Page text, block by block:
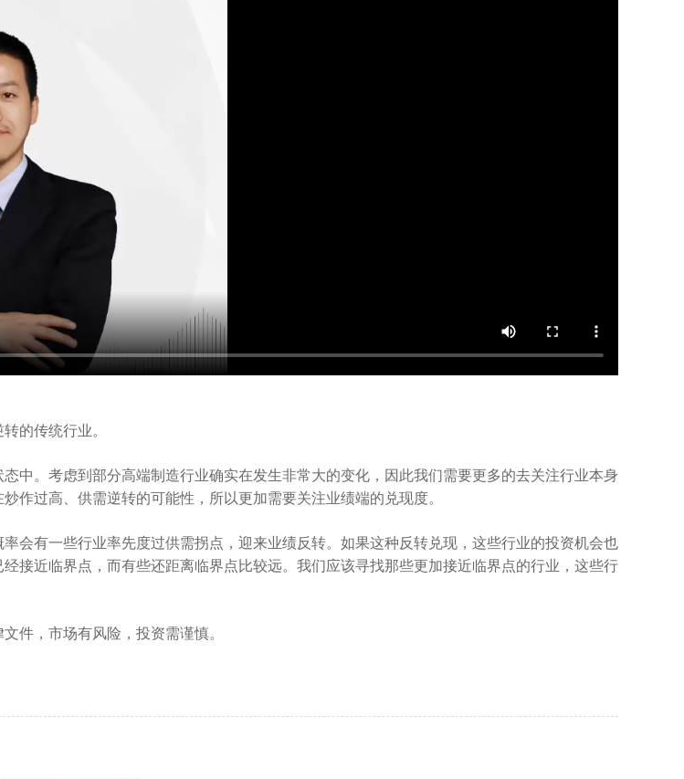
的传统行业。
中。考虑到部分高端制造行业确实在发生非常大的变化，因此我们需要更多的去关注行业本身
作过高、供需逆转的可能性，所以更加需要关注业绩端的兑现度。
会有一些行业率先度过供需拐点，迎来业绩反转。如果这种反转兑现，这些行业的投资机会也
接近临界点，而有些还距离临界点比较远。我们应该寻找那些更加接近临界点的行业，这些行
件，市场有风险，投资需谨慎。